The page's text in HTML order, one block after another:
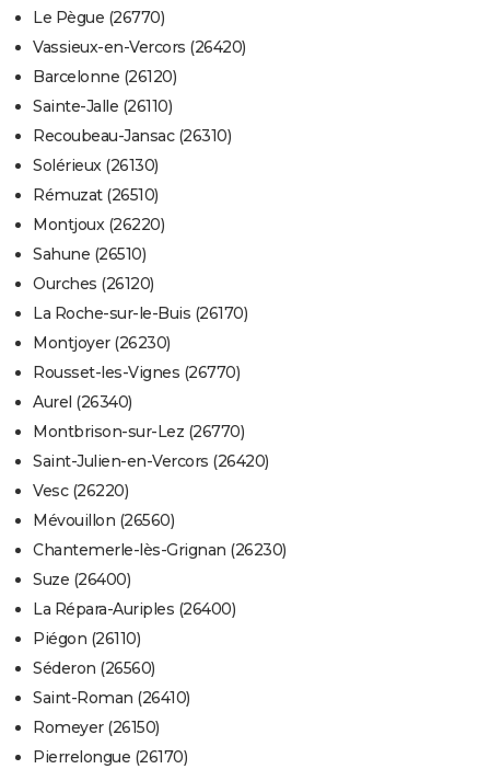
Le Pègue (26770)
Vassieux-en-Vercors (26420)
Barcelonne (26120)
Sainte-Jalle (26110)
Recoubeau-Jansac (26310)
Solérieux (26130)
Rémuzat (26510)
Montjoux (26220)
Sahune (26510)
Ourches (26120)
La Roche-sur-le-Buis (26170)
Montjoyer (26230)
Rousset-les-Vignes (26770)
Aurel (26340)
Montbrison-sur-Lez (26770)
Saint-Julien-en-Vercors (26420)
Vesc (26220)
Mévouillon (26560)
Chantemerle-lès-Grignan (26230)
Suze (26400)
La Répara-Auriples (26400)
Piégon (26110)
Séderon (26560)
Saint-Roman (26410)
Romeyer (26150)
Pierrelongue (26170)